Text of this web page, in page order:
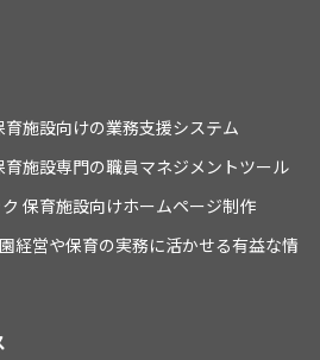
施設向けの業務支援システム
施設専門の職員マネジメントツール
保育施設向けホームページ制作
経営や保育の実務に活かせる有益な情